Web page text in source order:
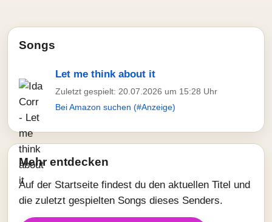
Songs
Let me think about it
Zuletzt gespielt: 20.07.2026 um 15:28 Uhr
Bei Amazon suchen (#Anzeige)
Mehr entdecken
Auf der Startseite findest du den aktuellen Titel und
die zuletzt gespielten Songs dieses Senders.